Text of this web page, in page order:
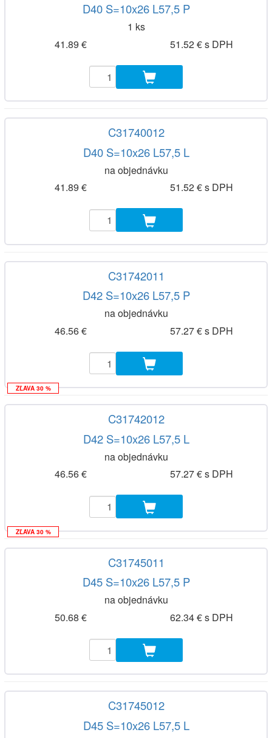
D40 S=10x26 L57,5 P
1 ks
41.89 €
51.52 € s DPH
C31740012
D40 S=10x26 L57,5 L
na objednávku
41.89 €
51.52 € s DPH
C31742011
D42 S=10x26 L57,5 P
na objednávku
46.56 €
57.27 € s DPH
ZĽAVA 30 %
C31742012
D42 S=10x26 L57,5 L
na objednávku
46.56 €
57.27 € s DPH
ZĽAVA 30 %
C31745011
D45 S=10x26 L57,5 P
na objednávku
50.68 €
62.34 € s DPH
C31745012
D45 S=10x26 L57,5 L